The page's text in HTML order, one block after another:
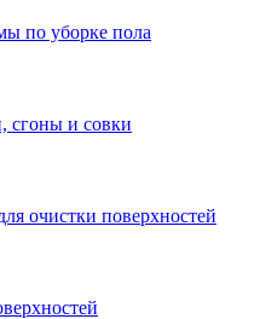
по уборке пола
сгоны и совки
очистки поверхностей